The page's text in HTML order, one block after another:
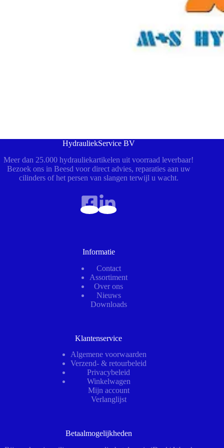
HydrauliekService BV
Meer dan 25.000 hydrauliekartikelen uit voorraad leverbaar!
Bezoek ons in Beesd voor direct advies, reparaties aan uw
cilinders of het persen van slangen terwijl u wacht.
Informatie
Contact
Assortiment
Over ons
Nieuws
Downloads
Klantenservice
Algemene voorwaarden
Verzend- & retourbeleid
Privacybeleid
Winkelwagen
Mijn account
Verlanglijst
Betaalmogelijkheden